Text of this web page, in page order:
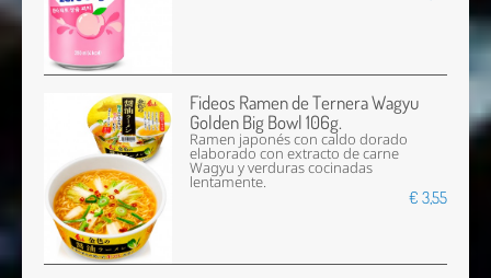
Fideos Ramen de Ternera Wagyu
Golden Big Bowl 106g.
Ramen japonés con caldo dorado
elaborado con extracto de carne
Wagyu y verduras cocinadas
lentamente.
€ 3,55